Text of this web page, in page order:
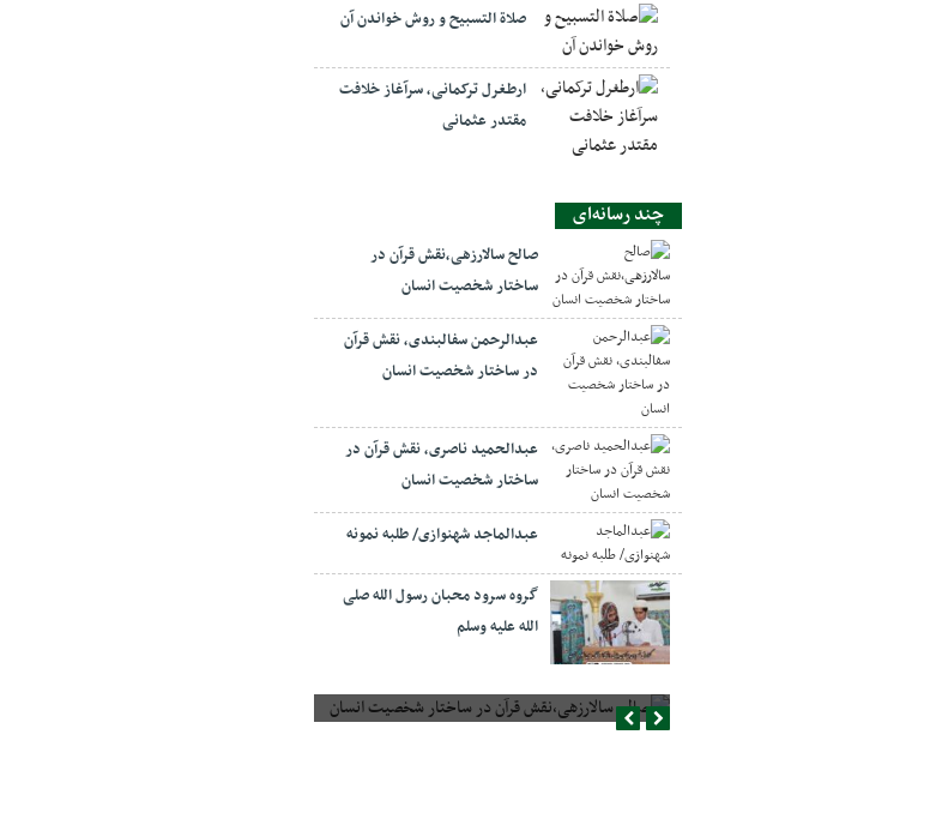
صلاة التسبيح و روش خواندن آن
ارطغرل ترکمانی، سرآغاز خلافت
مقتدر عثمانی
چند رسانه‌ای
صالح سالارزهی،‌نقش قرآن در
ساختار شخصیت انسان
عبدالرحمن سفالبندی، نقش قرآن
در ساختار شخصیت انسان
عبدالحمید ناصری، نقش قرآن در
ساختار شخصیت انسان
عبدالماجد شهنوازی/ طلبه نمونه
گروه سرود محبان رسول الله صلی
الله علیه وسلم
صالح سالارزهی،‌نقش قرآن در ساختار شخصیت انسان